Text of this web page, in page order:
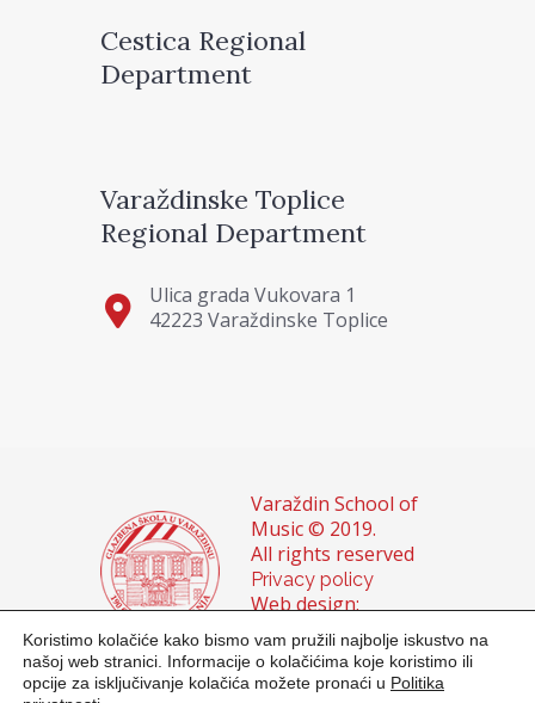
Cestica Regional
Department
Varaždinske Toplice
Regional Department
Ulica grada Vukovara 1
42223 Varaždinske Toplice
Varaždin School of
Music © 2019.
All rights reserved
Privacy policy
Web design:
Domagoj Sigur &
Sanja Buhin
Koristimo kolačiće kako bismo vam pružili najbolje iskustvo na
našoj web stranici. Informacije o kolačićima koje koristimo ili
opcije za isključivanje kolačića možete pronaći u Politika